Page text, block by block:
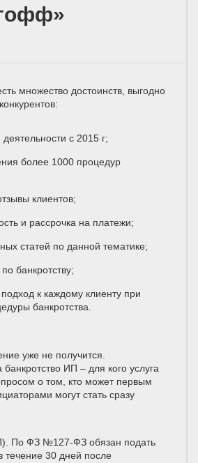
множество достоинств, выгодно
с 2015 г;
более 1000 процедур
клиентов;
и рассрочка на платежи;
статей по данной тематике;
банкротству;
к каждому клиенту при
банкротства.
уже не получится.
ИП – для кого услуга
о том, кто может первым
могут стать сразу
По ФЗ №127-ФЗ обязан подать
течение 30 дней после